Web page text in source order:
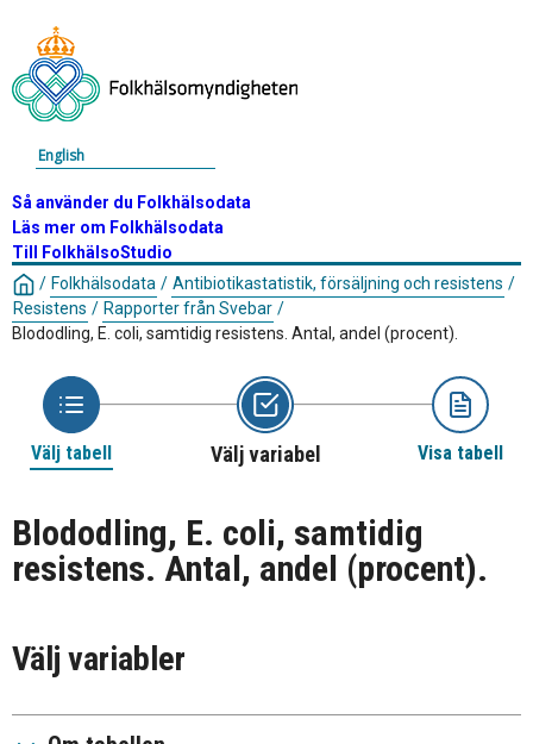
English
Så använder du Folkhälsodata
Läs mer om Folkhälsodata
Till FolkhälsoStudio
/ Folkhälsodata / Antibiotikastatistik, försäljning och resistens /
Resistens / Rapporter från Svebar /
Blododling, E. coli, samtidig resistens. Antal, andel (procent).
Välj tabell Välj variabel Visa tabell
Blododling, E. coli, samtidig
resistens. Antal, andel (procent).
Välj variabler